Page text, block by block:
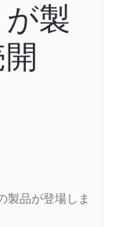
が製
製品が登場しま